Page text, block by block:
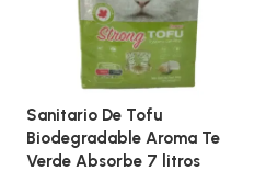
Sanitario De Tofu
Biodegradable Aroma Te
Verde Absorbe 7 litros